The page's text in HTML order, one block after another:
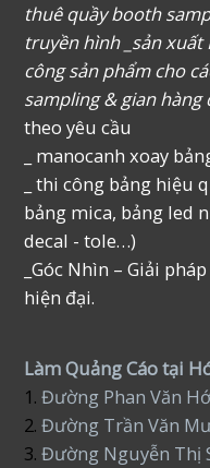
thuê quầy booth
truyền hình _sản xuất
công sản phẩm cho
sampling & gian hàng
theo yêu cầu
_ manocanh xoay
_ thi công bảng hiệu
bảng mica, bảng led
decal - tole…)
_Góc Nhìn – Giải
hiện đại.
Làm Quảng Cáo tại
1.Đường Phan Văn
2.Đường Trần Văn
3.Đường Nguyễn Thị